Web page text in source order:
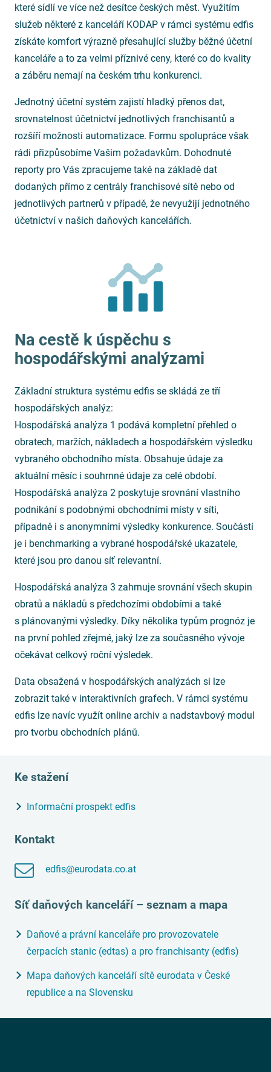
které sídlí ve více než desítce českých měst. Využitím
služeb některé z kanceláří KODAP v rámci systému edfis
získáte komfort výrazně přesahující služby běžné účetní
kanceláře a to za velmi příznivé ceny, které co do kvality
a záběru nemají na českém trhu konkurenci.
Jednotný účetní systém zajistí hladký přenos dat,
srovnatelnost účetnictví jednotlivých franchisantů a
rozšíří možnosti automatizace. Formu spolupráce však
rádi přizpůsobíme Vašim požadavkům. Dohodnuté
reporty pro Vás zpracujeme také na základě dat
dodaných přímo z centrály franchisové sítě nebo od
jednotlivých partnerů v případě, že nevyužijí jednotného
účetnictví v našich daňových kancelářích.
Na cestě k úspěchu s
hospodářskými analýzami
Základní struktura systému edfis se skládá ze tří
hospodářských analýz:
Hospodářská analýza 1 podává kompletní přehled o
obratech, maržích, nákladech a hospodářském výsledku
vybraného obchodního místa. Obsahuje údaje za
aktuální měsíc i souhrnné údaje za celé období.
Hospodářská analýza 2 poskytuje srovnání vlastního
podnikání s podobnými obchodními místy v síti,
případně i s anonymními výsledky konkurence. Součástí
je i benchmarking a vybrané hospodářské ukazatele,
které jsou pro danou síť relevantní.
Hospodářská analýza 3 zahrnuje srovnání všech skupin
obratů a nákladů s předchozími obdobími a také
s plánovanými výsledky. Díky několika typům prognóz je
na první pohled zřejmé, jaký lze za současného vývoje
očekávat celkový roční výsledek.
Data obsažená v hospodářských analýzách si lze
zobrazit také v interaktivních grafech. V rámci systému
edfis lze navíc využít online archiv a nadstavbový modul
pro tvorbu obchodních plánů.
Ke stažení
Informační prospekt edfis
Kontakt
edfis@eurodata.co.at
Síť daňových kanceláří – seznam a mapa
Daňové a právní kanceláře pro provozovatele
čerpacích stanic (edtas) a pro franchisanty (edfis)
Mapa daňových kanceláří sítě eurodata v České
republice a na Slovensku